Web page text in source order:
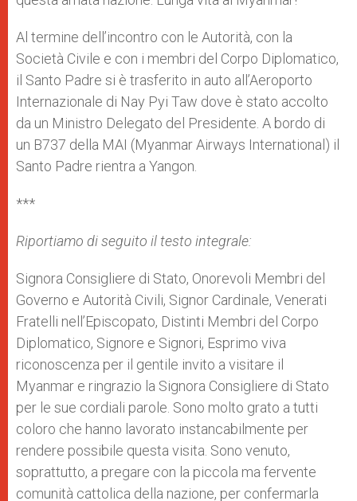
Al termine dell’incontro con le Autorità, con la
Società Civile e con i membri del Corpo Diplomatico,
il Santo Padre si è trasferito in auto all’Aeroporto
Internazionale di Nay Pyi Taw dove è stato accolto
da un Ministro Delegato del Presidente. A bordo di
un B737 della MAI (Myanmar Airways International) il
Santo Padre rientra a Yangon.
***
Riportiamo di seguito il testo integrale:
Signora Consigliere di Stato, Onorevoli Membri del
Governo e Autorità Civili, Signor Cardinale, Venerati
Fratelli nell’Episcopato, Distinti Membri del Corpo
Diplomatico, Signore e Signori, Esprimo viva
riconoscenza per il gentile invito a visitare il
Myanmar e ringrazio la Signora Consigliere di Stato
per le sue cordiali parole. Sono molto grato a tutti
coloro che hanno lavorato instancabilmente per
rendere possibile questa visita. Sono venuto,
soprattutto, a pregare con la piccola ma fervente
comunità cattolica della nazione, per confermarla